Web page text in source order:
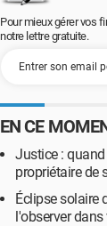
Pour mieux gérer vos
notre lettre gratuite.
EN CE
Justice :
propriétaire de
Éclipse solaire
l'observer